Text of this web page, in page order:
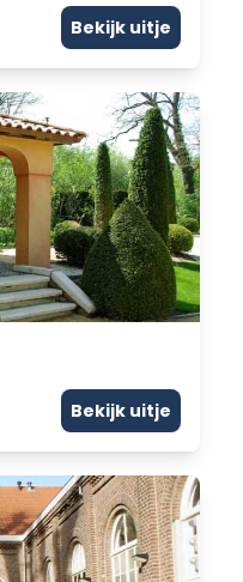
Bekijk uitje
Bekijk uitje